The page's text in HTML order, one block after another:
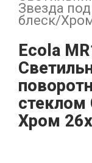
Звезда
блеск/
Ecola
стеклом
Хром